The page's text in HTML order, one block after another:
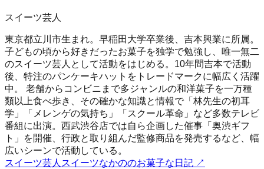
スイーツ芸人
東京都立川市生まれ。早稲田大学卒業後、吉本興業に所属。
子どもの頃から好きだったお菓子を独学で勉強し、唯一無二
のスイーツ芸人として活動をはじめる。10年間吉本で活動
後、特注のパンケーキハットをトレードマークに幅広く活躍
中。 老舗からコンビニまで多ジャンルの和洋菓子を一万種
類以上食べ歩き、その確かな知識と情報で「林先生の初耳
学」「メレンゲの気持ち」「スクール革命」など多数テレビ
番組に出演。西武渋谷店では自ら企画した催事「奥渋ギフ
ト」を開催、行政と取り組んだ監修商品を発売するなど、幅
広いシーンで活動している。
スイーツ芸人スイーツなかののお菓子な日記 ↗